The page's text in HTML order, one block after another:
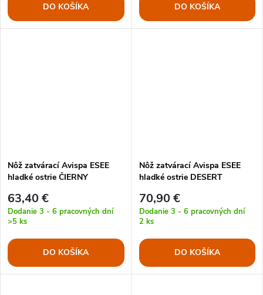
DO KOŠÍKA DO KOŠÍKA
Nôž zatvárací Avispa ESEE
hladké ostrie ČIERNY
63,40 €
Dodanie 3 - 6 pracovných dní
>5 ks
DO KOŠÍKA
Nôž zatvárací Avispa ESEE
hladké ostrie DESERT
70,90 €
Dodanie 3 - 6 pracovných dní
2 ks
DO KOŠÍKA